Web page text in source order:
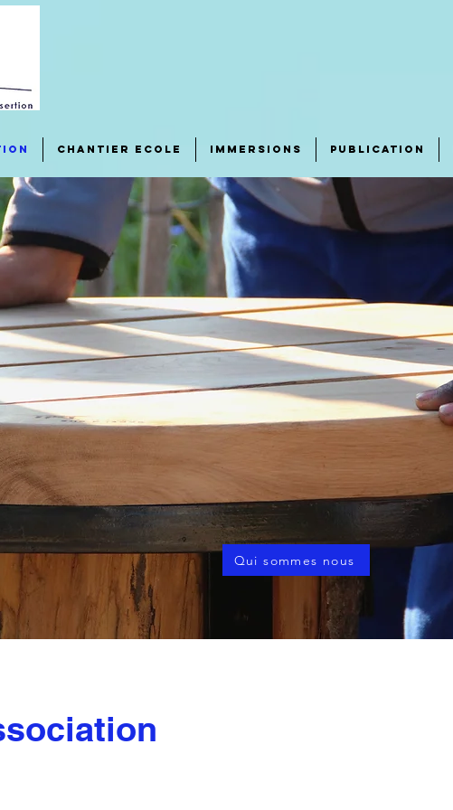
Chantier Ecole Immersions Publication
Qui sommes nous